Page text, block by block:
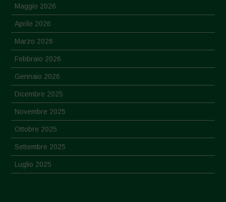
Maggio 2026
Aprile 2026
Marzo 2026
Febbraio 2026
Gennaio 2026
Dicembre 2025
Novembre 2025
Ottobre 2025
Settembre 2025
Luglio 2025